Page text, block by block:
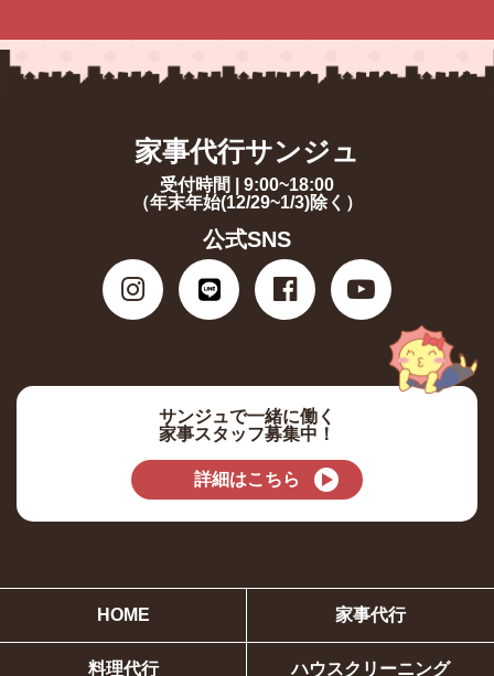
家事代行サンジュ
受付時間 | 9:00~18:00
（年末年始(12/29~1/3)除く）
公式SNS
サンジュで一緒に働く
家事スタッフ募集中！
詳細はこちら
HOME 家事代行
料理代行 ハウスクリーニング